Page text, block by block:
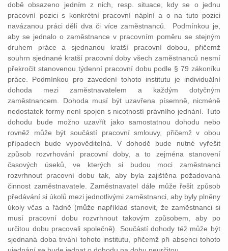
době obsazeno jedním z nich, resp. situace, kdy se o jednu
pracovní pozici s konkrétní pracovní náplní a o na tuto pozici
navázanou práci dělí dva či více zaměstnanců. Podmínkou je,
aby se jednalo o zaměstnance v pracovním poměru se stejným
druhem práce a sjednanou kratší pracovní dobou, přičemž
souhrn sjednané kratší pracovní doby všech zaměstnanců nesmí
překročit stanovenou týdenní pracovní dobu podle § 79 zákoníku
práce. Podmínkou pro zavedení tohoto institutu je individuální
dohoda mezi zaměstnavatelem a každým dotyčným
zaměstnancem. Dohoda musí být uzavřena písemně, nicméně
nedostatek formy není spojen s nicotností právního jednání. Tuto
dohodu bude možno uzavřít jako samostatnou dohodu nebo
rovněž může být součástí pracovní smlouvy, přičemž v obou
případech bude vypověditelná. V dohodě bude nutné vyřešit
způsob rozvrhování pracovní doby, a to zejména stanovení
časových úseků, ve kterých si budou moci zaměstnanci
rozvrhnout pracovní dobu tak, aby byla zajištěna požadovaná
činnost zaměstnavatele. Zaměstnavatel dále může řešit způsob
předávání si úkolů mezi jednotlivými zaměstnanci, aby byly plněny
úkoly včas a řádně (může například stanovit, že zaměstnanci si
musí pracovní dobu rozvrhnout takovým způsobem, aby po
určitou dobu pracovali společně). Součástí dohody též může být
sjednaná doba trvání tohoto institutu, přičemž při absenci tohoto